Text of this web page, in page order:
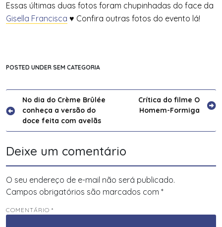
Essas últimas duas fotos foram chupinhadas do face da
Gisella Francisca ♥ Confira outras fotos do evento lá!
POSTED UNDER SEM CATEGORIA
Navegação
de
Post
No dia do Crème Brûlée
conheça a versão do
doce feita com avelãs
Crítica do filme O
Homem-Formiga
Deixe um comentário
O seu endereço de e-mail não será publicado.
Campos obrigatórios são marcados com *
COMENTÁRIO *